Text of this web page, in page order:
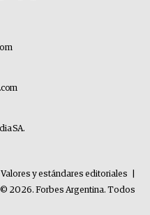
SA.
Valores y estándares editoriales
© 2026. Forbes Argentina. Todos